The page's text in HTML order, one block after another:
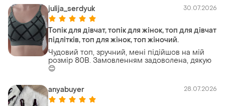
julija_serdyuk 30.07.2026
Топік для дівчат, топік для жінок, топ для дівчат
підлітків, топ для жінок, топ жіночий.
Чудовий топ, зручний, мені підійшов на мій
розмір 80В. Замовленням задоволена, дякую
😊
anyabuyer 28.07.2026